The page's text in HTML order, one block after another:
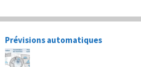
Prévisions automatiques